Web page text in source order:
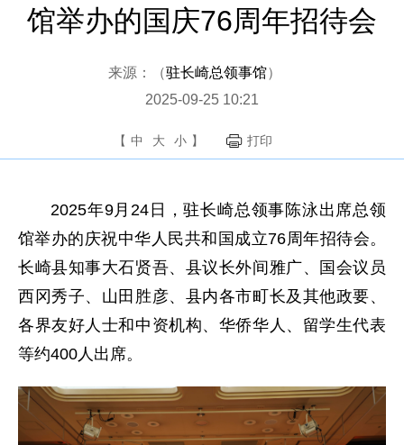
馆举办的国庆76周年招待会
来源：（驻长崎总领事馆）
2025-09-25 10:21
【 中 大 小 】 打印
2025年9月24日，驻长崎总领事陈泳出席总领
馆举办的庆祝中华人民共和国成立76周年招待会。
长崎县知事大石贤吾、县议长外间雅广、国会议员
西冈秀子、山田胜彦、县内各市町长及其他政要、
各界友好人士和中资机构、华侨华人、留学生代表
等约400人出席。